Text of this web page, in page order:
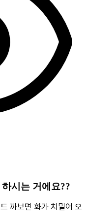
시는 거에요??
까보면 화가 치밀어 오